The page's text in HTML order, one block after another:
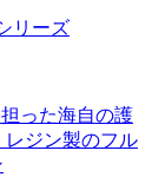
リーズ
った海自の護
レジン製のフル